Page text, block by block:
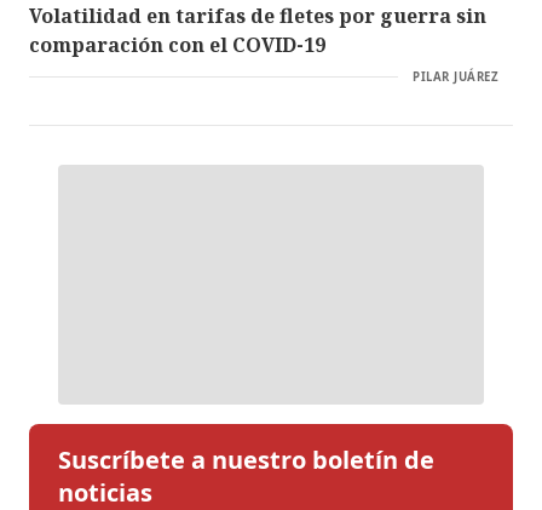
Volatilidad en tarifas de fletes por guerra sin
comparación con el COVID-19
PILAR JUÁREZ
Suscríbete a nuestro boletín de
noticias